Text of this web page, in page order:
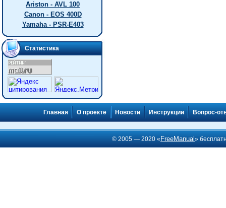
Ariston - AVL 100
Canon - EOS 400D
Yamaha - PSR-E403
Статистика
Главная О проекте Новости Инструкции Вопрос-
© 2005 — 2020 « FreeManual»